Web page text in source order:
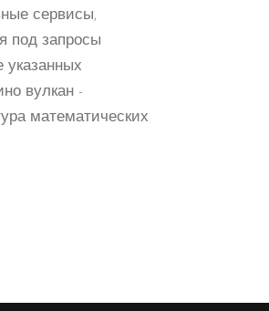
сервисы,
под запросы
указанных
вулкан -
математических